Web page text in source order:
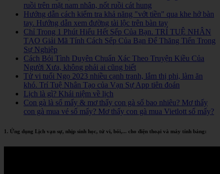
ruồi trên mặt nam nhân, nốt ruồi cát hung
Hướng dẫn cách kiểm tra khả năng "vớt tiền" qua khe hở bàn
tay. Hướng dẫn xem đường tài lộc trên bàn tay
Chỉ Trong 1 Phút Hiểu Hết Sếp Của Bạn. TRÍ TUỆ NHÂN
TẠO Giải Mã Tính Cách Sếp Của Bạn Để Thăng Tiến Trong
Sự Nghiệp
Cách Bói Tình Duyên Chuẩn Xác Theo Truyện Kiều Của
Người Xưa, không phải ai cũng biết
Tử vi tuổi Ngọ 2023 nhiều cạnh tranh, lắm thị phi, làm ăn
khó. Trí Tuệ Nhân Tạo của Vạn Sự App tiên đoán
Lịch là gì? Khái niệm về lịch
Con gà là số mấy & mơ thấy con gà số bao nhiêu? Mơ thấy
con gà mua vé số mấy? Mơ thấy con gà mua Vietlott số mấy?
1. Ứng dụng Lịch vạn sự, nhịp sinh học, tử vi, bói,... cho điện thoại và máy tính bảng: